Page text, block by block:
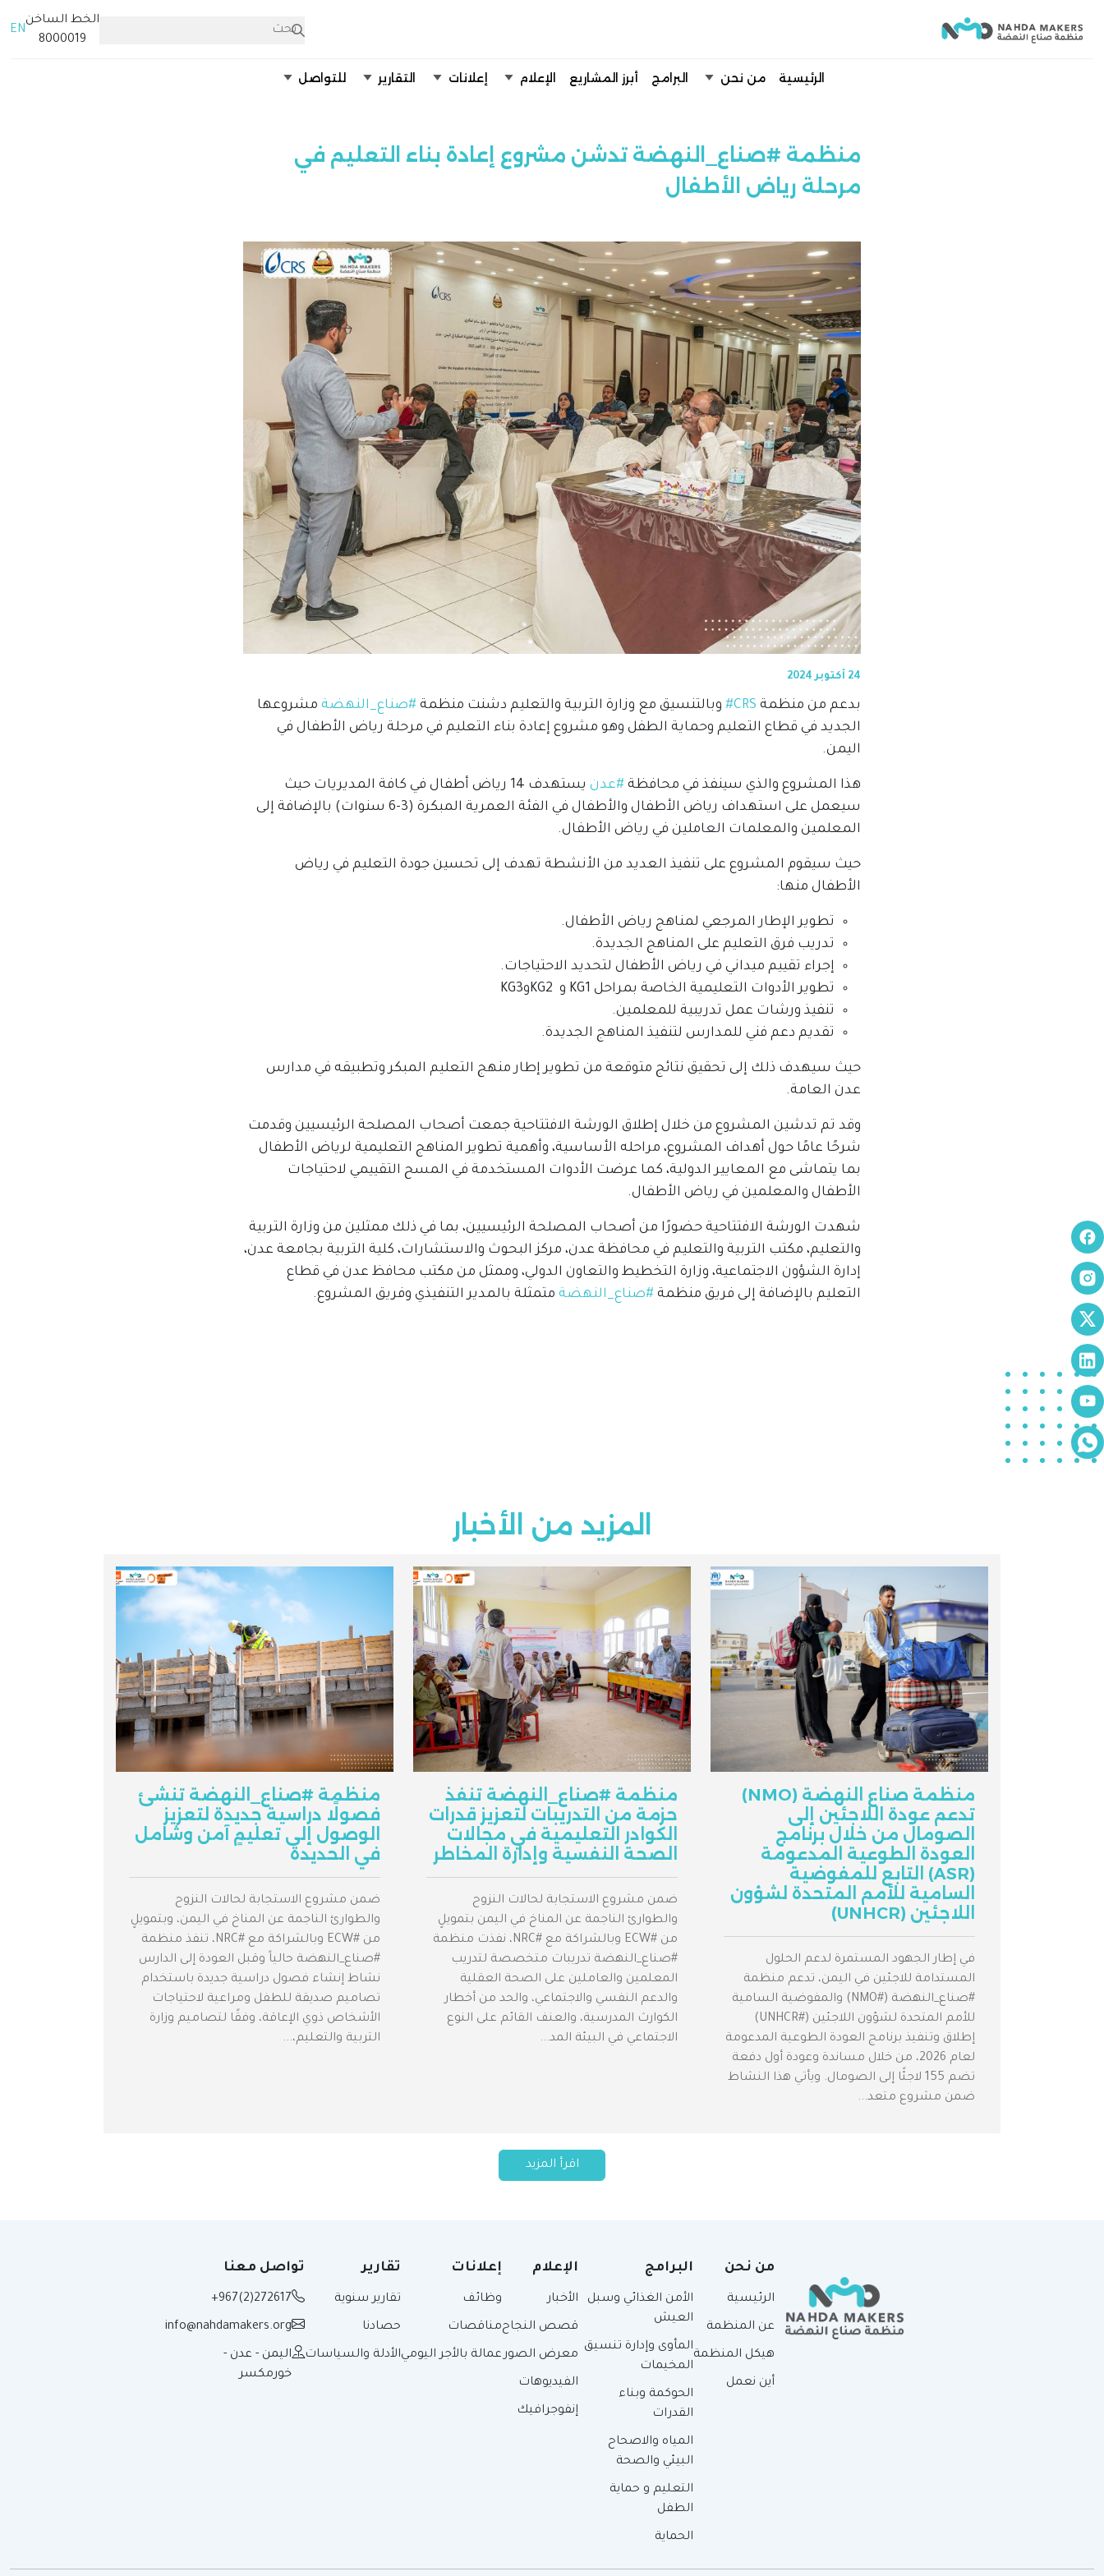
الخط الساخن
8000019
EN
الرئيسية من نحن البرامج أبرز المشاريع الإعلام إعلانات التقارير للتواصل
منظمة #صناع_النهضة تدشن مشروع إعادة بناء التعليم في
مرحلة رياض الأطفال
24 أكتوبر 2024
بدعم من منظمة #CRS وبالتنسيق مع وزارة التربية والتعليم دشنت منظمة #صناع_النهضة مشروعها
الجديد في قطاع التعليم وحماية الطفل وهو مشروع إعادة بناء التعليم في مرحلة رياض الأطفال في
اليمن.
هذا المشروع والذي سينفذ في محافظة #عدن
يستهدف 14 رياض أطفال في كافة المديريات حيث
سيعمل على استهداف رياض الأطفال والأطفال في الفئة العمرية المبكرة (3-6 سنوات) بالإضافة إلى
المعلمين والمعلمات العاملين في رياض الأطفال.
حيث سيقوم المشروع على تنفيذ العديد من الأنشطة تهدف إلى تحسين جودة التعليم في رياض
الأطفال منها:
تطوير الإطار المرجعي لمناهج رياض الأطفال.
تدريب فرق التعليم على المناهج الجديدة.
إجراء تقييم ميداني في رياض الأطفال لتحديد الاحتياجات.
تطوير الأدوات التعليمية الخاصة بمراحل KG1 و KG2وKG3
تنفيذ ورشات عمل تدريبية للمعلمين.
تقديم دعم فني للمدارس لتنفيذ المناهج الجديدة.
حيث سيهدف ذلك إلى تحقيق نتائج متوقعة من تطوير إطار منهج التعليم المبكر وتطبيقه في مدارس
عدن العامة.
وقد تم تدشين المشروع من خلال إطلاق الورشة الافتتاحية جمعت أصحاب المصلحة الرئيسيين وقدمت
شرحًا عامًا حول أهداف المشروع، مراحله الأساسية، وأهمية تطوير المناهج التعليمية لرياض الأطفال
بما يتماشى مع المعايير الدولية، كما عرضت الأدوات المستخدمة في المسح التقييمي لاحتياجات
الأطفال والمعلمين في رياض الأطفال.
شهدت الورشة الافتتاحية حضورًا من أصحاب المصلحة الرئيسيين، بما في ذلك ممثلين من وزارة التربية
والتعليم، مكتب التربية والتعليم في محافظة عدن، مركز البحوث والاستشارات، كلية التربية بجامعة عدن،
إدارة الشؤون الاجتماعية، وزارة التخطيط والتعاون الدولي، وممثل من مكتب محافظ عدن في قطاع
التعليم بالإضافة إلى فريق منظمة #صناع_النهضة متمثلة بالمدير التنفيذي وفريق المشروع.
المزيد من الأخبار
منظمة صناع النهضة (NMO)
تدعم عودة اللاجئين إلى
الصومال من خلال برنامج
العودة الطوعية المدعومة
(ASR) التابع للمفوضية
السامية للأمم المتحدة لشؤون
اللاجئين (UNHCR)
في إطار الجهود المستمرة لدعم الحلول
المستدامة للاجئين في اليمن، تدعم منظمة
#صناع_النهضة (#NMO) والمفوضية السامية
للأمم المتحدة لشؤون اللاجئين (#UNHCR)
إطلاق وتنفيذ برنامج العودة الطوعية المدعومة
لعام 2026، من خلال مساندة وعودة أول دفعة
تضم 155 لاجئًا إلى الصومال. ويأتي هذا النشاط
ضمن مشروع متعد...
منظمة #صناع_النهضة تنفذ
حزمة من التدريبات لتعزيز قدرات
الكوادر التعليمية في مجالات
الصحة النفسية وإدارة المخاطر
ضمن مشروع الاستجابة لحالات النزوح
والطوارئ الناجمة عن المناخ في اليمن بتمويلٍ
من #ECW وبالشراكة مع #NRC، نفذت منظمة
#صناع_النهضة تدريبات متخصصة لتدريب
المعلمين والعاملين على الصحة العقلية
والدعم النفسي والاجتماعي، والحد من أخطار
الكوارث المدرسية، والعنف القائم على النوع
الاجتماعي في البيئة المد...
منظمة #صناع_النهضة تنشئ
فصولًا دراسية جديدة لتعزيز
الوصول إلى تعليمٍ آمن وشامل
في الحديدة
ضمن مشروع الاستجابة لحالات النزوح
والطوارئ الناجمة عن المناخ في اليمن، وبتمويلٍ
من #ECW وبالشراكة مع #NRC، تنفذ منظمة
#صناع_النهضة حالياً وقبل العودة إلى الدارس
نشاط إنشاء فصول دراسية جديدة باستخدام
تصاميم صديقة للطفل ومراعية لاحتياجات
الأشخاص ذوي الإعاقة، وفقًا لتصاميم وزارة
التربية والتعليم،...
اقرأ المزيد
من نحن
الرئيسية
عن المنظمة
هيكل المنظمة
أين نعمل
البرامج
الأمن الغذائي وسبل
العيش
المأوى وإدارة تنسيق
المخيمات
الحوكمة وبناء
القدرات
المياه والاصحاح
البيئي والصحة
التعليم و حماية
الطفل
الحماية
الإعلام
الأخبار
قصص النجاح
معرض الصور
الفيديوهات
إنفوجرافيك
إعلانات
وظائف
مناقصات
عمالة بالأجر اليومي
تقارير
تقارير سنوية
حصادنا
الأدلة والسياسات
تواصل معنا
+967(2)272617
info@nahdamakers.org
اليمن - عدن -
خورمكسر